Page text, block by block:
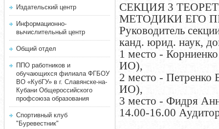
Издательский центр
Информационно-
вычислительный центр
Общий отдел
ППО работников и
обучающихся филиала ФГБОУ
ВО «КубГУ» в г. Славянске-на-
Кубани Общероссийского
профсоюза образования
Спортивный клуб
"Буревестник"
СЕКЦИЯ 3
МЕТОДИКИ ЕГО
Руководитель
канд. юрид. наук,
1 место -
ИО),
2 место - Петренко
ИО),
3 место - Фидря
14.00-16.00